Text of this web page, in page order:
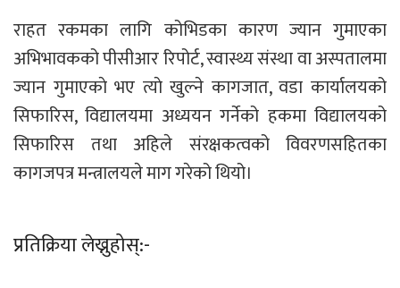
राहत रकमका लागि कोभिडका कारण ज्यान गुमाएका
अभिभावकको पीसीआर रिपोर्ट, स्वास्थ्य संस्था वा अस्पतालमा
ज्यान गुमाएकाे भए त्याे खुल्ने कागजात, वडा कार्यालयको
सिफारिस, विद्यालयमा अध्ययन गर्नेको हकमा विद्यालयको
सिफारिस तथा अहिले संरक्षकत्वको विवरणसहितका
कागजपत्र मन्त्रालयले माग गरेको थियो।
प्रतिक्रिया लेख्नुहोस्:-